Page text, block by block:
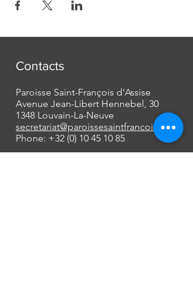
Contacts
Paroisse Saint-François d'Assise
Avenue Jean-Libert Hennebel, 30
1348 Louvain-La-Neuve
secretariat@paroissesaintfrancois.be
Phone: +32 (0) 10 45 10 85